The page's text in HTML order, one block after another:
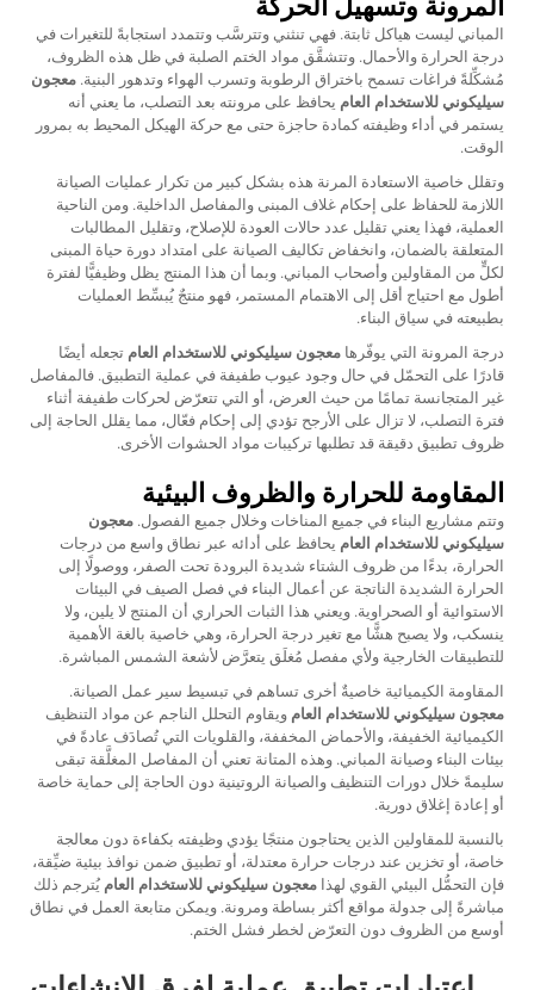
المرونة وتسهيل الحركة
المباني ليست هياكل ثابتة. فهي تنثني وتترسَّب وتتمدد استجابةً للتغيرات في
درجة الحرارة والأحمال. وتتشقَّق مواد الختم الصلبة في ظل هذه الظروف،
مُشكِّلةً فراغات تسمح باختراق الرطوبة وتسرب الهواء وتدهور البنية. معجون
سيليكوني للاستخدام العام يحافظ على مرونته بعد التصلب، ما يعني أنه
يستمر في أداء وظيفته كمادة حاجزة حتى مع حركة الهيكل المحيط به بمرور
الوقت.
وتقلل خاصية الاستعادة المرنة هذه بشكل كبير من تكرار عمليات الصيانة
اللازمة للحفاظ على إحكام غلاف المبنى والمفاصل الداخلية. ومن الناحية
العملية، فهذا يعني تقليل عدد حالات العودة للإصلاح، وتقليل المطالبات
المتعلقة بالضمان، وانخفاض تكاليف الصيانة على امتداد دورة حياة المبنى
لكلٍّ من المقاولين وأصحاب المباني. وبما أن هذا المنتج يظل وظيفيًّا لفترة
أطول مع احتياج أقل إلى الاهتمام المستمر، فهو منتجٌ يُبسِّط العمليات
بطبيعته في سياق البناء.
درجة المرونة التي يوفّرها معجون سيليكوني للاستخدام العام تجعله أيضًا
قادرًا على التحمّل في حال وجود عيوب طفيفة في عملية التطبيق. فالمفاصل
غير المتجانسة تمامًا من حيث العرض، أو التي تتعرّض لحركات طفيفة أثناء
فترة التصلب، لا تزال على الأرجح تؤدي إلى إحكام فعّال، مما يقلل الحاجة إلى
ظروف تطبيق دقيقة قد تطلبها تركيبات مواد الحشوات الأخرى.
المقاومة للحرارة والظروف البيئية
وتتم مشاريع البناء في جميع المناخات وخلال جميع الفصول. معجون
سيليكوني للاستخدام العام يحافظ على أدائه عبر نطاق واسع من درجات
الحرارة، بدءًا من ظروف الشتاء شديدة البرودة تحت الصفر، ووصولًا إلى
الحرارة الشديدة الناتجة عن أعمال البناء في فصل الصيف في البيئات
الاستوائية أو الصحراوية. ويعني هذا الثبات الحراري أن المنتج لا يلين، ولا
ينسكب، ولا يصبح هشًّا مع تغير درجة الحرارة، وهي خاصية بالغة الأهمية
للتطبيقات الخارجية ولأي مفصل مُغلَق يتعرَّض لأشعة الشمس المباشرة.
المقاومة الكيميائية خاصيةٌ أخرى تساهم في تبسيط سير عمل الصيانة.
معجون سيليكوني للاستخدام العام ويقاوم التحلل الناجم عن مواد التنظيف
الكيميائية الخفيفة، والأحماض المخففة، والقلويات التي تُصادَف عادةً في
بيئات البناء وصيانة المباني. وهذه المتانة تعني أن المفاصل المغلَّقة تبقى
سليمةً خلال دورات التنظيف والصيانة الروتينية دون الحاجة إلى حماية خاصة
أو إعادة إغلاق دورية.
بالنسبة للمقاولين الذين يحتاجون منتجًا يؤدي وظيفته بكفاءة دون معالجة
خاصة، أو تخزين عند درجات حرارة معتدلة، أو تطبيق ضمن نوافذ بيئية ضيِّقة،
فإن التحمُّل البيئي القوي لهذا معجون سيليكوني للاستخدام العام يُترجم ذلك
مباشرةً إلى جدولة مواقع أكثر بساطة ومرونة. ويمكن متابعة العمل في نطاق
أوسع من الظروف دون التعرّض لخطر فشل الختم.